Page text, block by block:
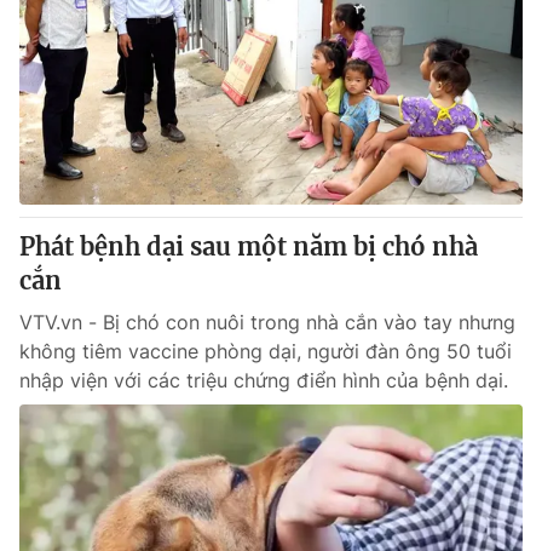
VTV Money VTV Thể thao
VTV Sức khoẻ Bất động sản
Thị trường 24h Tấm lòng Việt
VTV4 Vươn mình bằng AI
VTV9
Liên hệ tòa soạn English
THỜI BÁO VTV
Phát bệnh dại sau một năm bị chó nhà
cắn
VTV.vn - Bị chó con nuôi trong nhà cắn vào tay nhưng
không tiêm vaccine phòng dại, người đàn ông 50 tuổi
nhập viện với các triệu chứng điển hình của bệnh dại.